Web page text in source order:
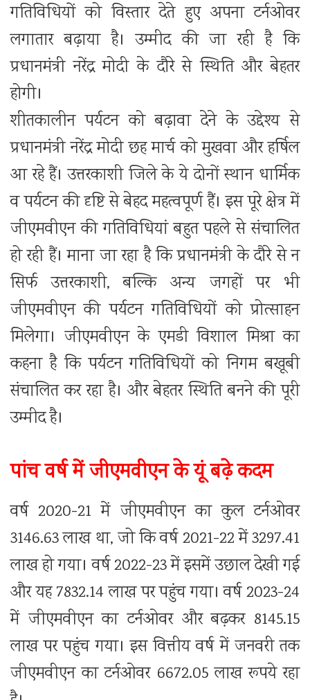
गतिविधियों को विस्तार देते हुए अपना टर्नओवर
लगातार बढ़ाया है। उम्मीद की जा रही है कि
प्रधानमंत्री नरेंद्र मोदी के दौरे से स्थिति और बेहतर
होगी।
शीतकालीन पर्यटन को बढ़ावा देने के उद्देश्य से
प्रधानमंत्री नरेंद्र मोदी छह मार्च को मुखवा और हर्षिल
आ रहे हैं। उत्तरकाशी जिले के ये दोनों स्थान धार्मिक
व पर्यटन की दृष्टि से बेहद महत्वपूर्ण हैं। इस पूरे क्षेत्र में
जीएमवीएन की गतिविधियां बहुत पहले से संचालित
हो रही हैं। माना जा रहा है कि प्रधानमंत्री के दौरे से न
सिर्फ उत्तरकाशी, बल्कि अन्य जगहों पर भी
जीएमवीएन की पर्यटन गतिविधियों को प्रोत्साहन
मिलेगा। जीएमवीएन के एमडी विशाल मिश्रा का
कहना है कि पर्यटन गतिविधियों को निगम बखूबी
संचालित कर रहा है। और बेहतर स्थिति बनने की पूरी
उम्मीद है।
पांच वर्ष में जीएमवीएन के यूं बढे़ कदम
वर्ष 2020-21 में जीएमवीएन का कुल टर्नओवर
3146.63 लाख था, जो कि वर्ष 2021-22 में 3297.41
लाख हो गया। वर्ष 2022-23 में इसमें उछाल देखी गई
और यह 7832.14 लाख पर पहुंच गया। वर्ष 2023-24
में जीएमवीएन का टर्नओवर और बढ़कर 8145.15
लाख पर पहुंच गया। इस वित्तीय वर्ष में जनवरी तक
जीएमवीएन का टर्नओवर 6672.05 लाख रूपये रहा